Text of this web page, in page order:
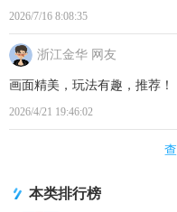
2026/7/16 8:08:35
浙江金华 网友
2026/4/21 19:46:02
画面精美，玩法有趣，推荐！
本类排行榜